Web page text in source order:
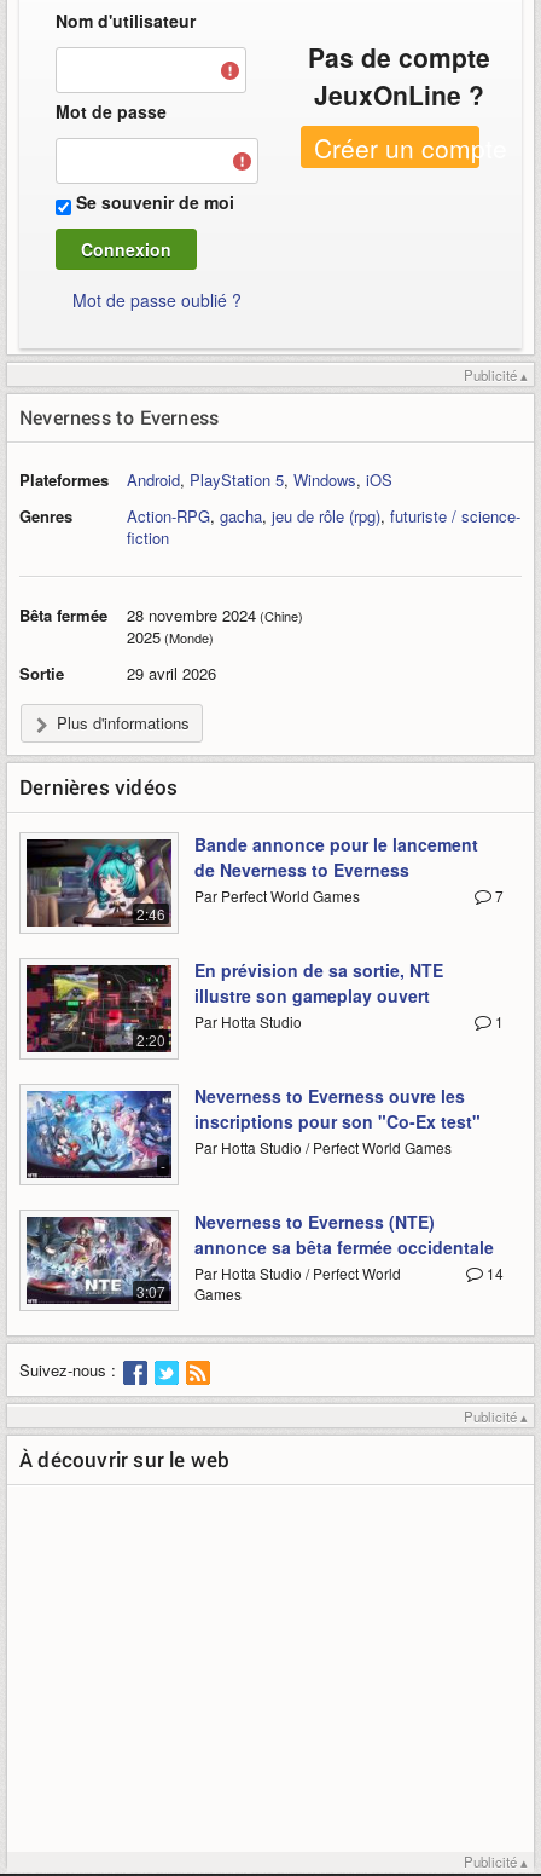
Nom d'utilisateur
Mot de passe
Se souvenir de moi
Mot de passe oublié ?
Pas de compte
JeuxOnLine ?
Créer un compte
Publicité ▴
Neverness to Everness
Plateformes Android, PlayStation 5, Windows, iOS
Genres
Action-RPG, gacha, jeu de rôle (rpg), futuriste / science-
fiction
Bêta fermée 28 novembre 2024(Chine)
2025(Monde)
Sortie 29 avril 2026
Plus d'informations
Dernières vidéos
2:46
Bande annonce pour le lancement
de Neverness to Everness
7
Par Perfect World Games
2:20
En prévision de sa sortie, NTE
illustre son gameplay ouvert
1
Par Hotta Studio
-
Neverness to Everness ouvre les
inscriptions pour son "Co-Ex test"
Par Hotta Studio / Perfect World Games
3:07
Neverness to Everness (NTE)
annonce sa bêta fermée occidentale
14
Par Hotta Studio / Perfect World
Games
Suivez-nous :
Publicité ▴
À découvrir sur le web
Publicité ▴